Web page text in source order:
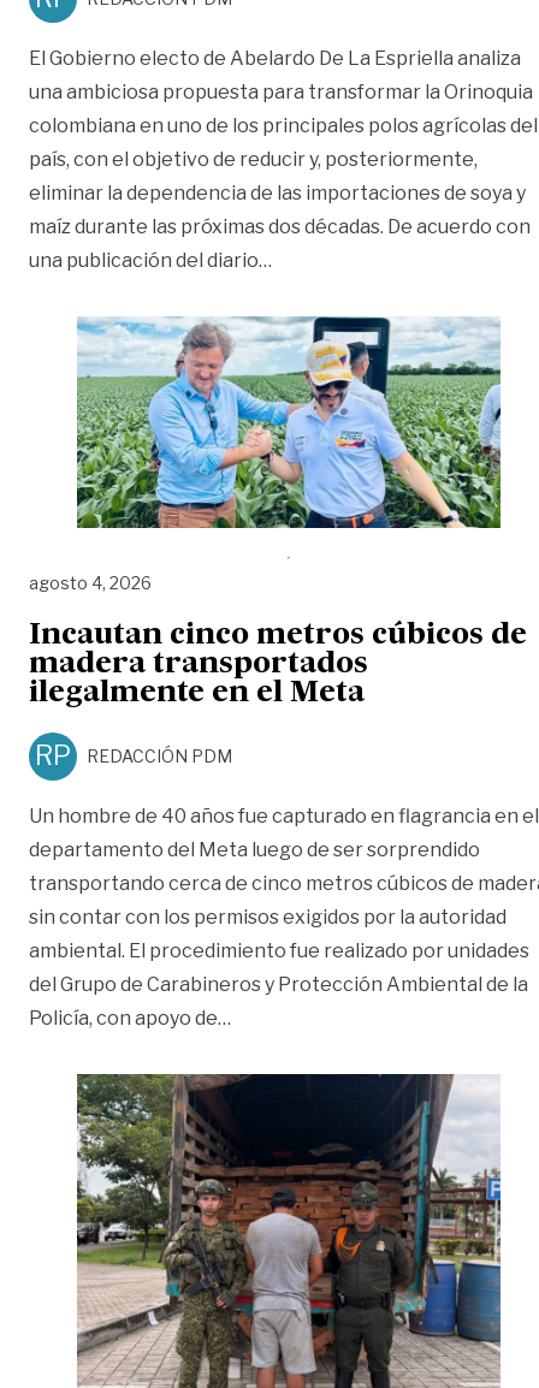
El Gobierno electo de Abelardo De La Espriella analiza
una ambiciosa propuesta para transformar la Orinoquia
colombiana en uno de los principales polos agrícolas del
país, con el objetivo de reducir y, posteriormente,
eliminar la dependencia de las importaciones de soya y
maíz durante las próximas dos décadas. De acuerdo con
una publicación del diario…
agosto 4, 2026
Incautan cinco metros cúbicos de
madera transportados
ilegalmente en el Meta
RP REDACCIÓN PDM
Un hombre de 40 años fue capturado en flagrancia en el
departamento del Meta luego de ser sorprendido
transportando cerca de cinco metros cúbicos de
sin contar con los permisos exigidos por la autoridad
ambiental. El procedimiento fue realizado por unidades
del Grupo de Carabineros y Protección Ambiental de la
Policía, con apoyo de…